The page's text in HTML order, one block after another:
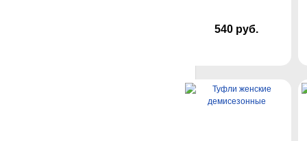
540 руб.